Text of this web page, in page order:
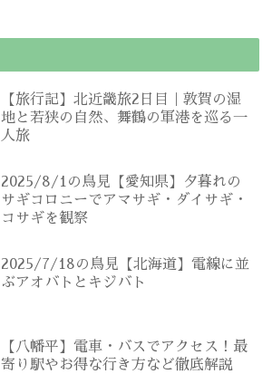
【旅行記】北近畿旅2日目｜敦賀の湿
地と若狭の自然、舞鶴の軍港を巡る一
人旅
2025/8/1の鳥見【愛知県】夕暮れの
サギコロニーでアマサギ・ダイサギ・
コサギを観察
2025/7/18の鳥見【北海道】電線に並
ぶアオバトとキジバト
【八幡平】電車・バスでアクセス！最
寄り駅やお得な行き方など徹底解説